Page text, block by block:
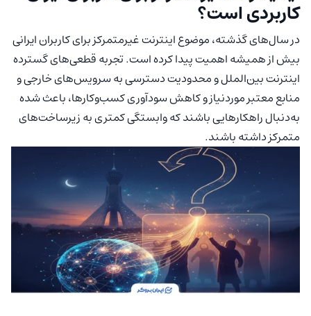
کاربردی است؟
در سال‌های گذشته، موضوع اینترنت غیرمتمرکز برای کاربران ایرانی
بیش از همیشه اهمیت پیدا کرده است. تجربه قطعی‌های گسترده
اینترنت بین‌الملل و محدودیت دسترسی به سرویس‌های خارجی و
منابع معتبر موردنیاز و کاهش سودآوری کسب‌و‌کارها، باعث شده
به‌دنبال راهکارهایی باشند که وابستگی کمتری به زیرساخت‌های
متمرکز داشته باشند.